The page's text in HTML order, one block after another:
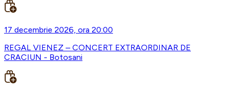
17 decembrie 2026, ora 20:00
REGAL VIENEZ – CONCERT EXTRAORDINAR DE
CRACIUN - Botosani